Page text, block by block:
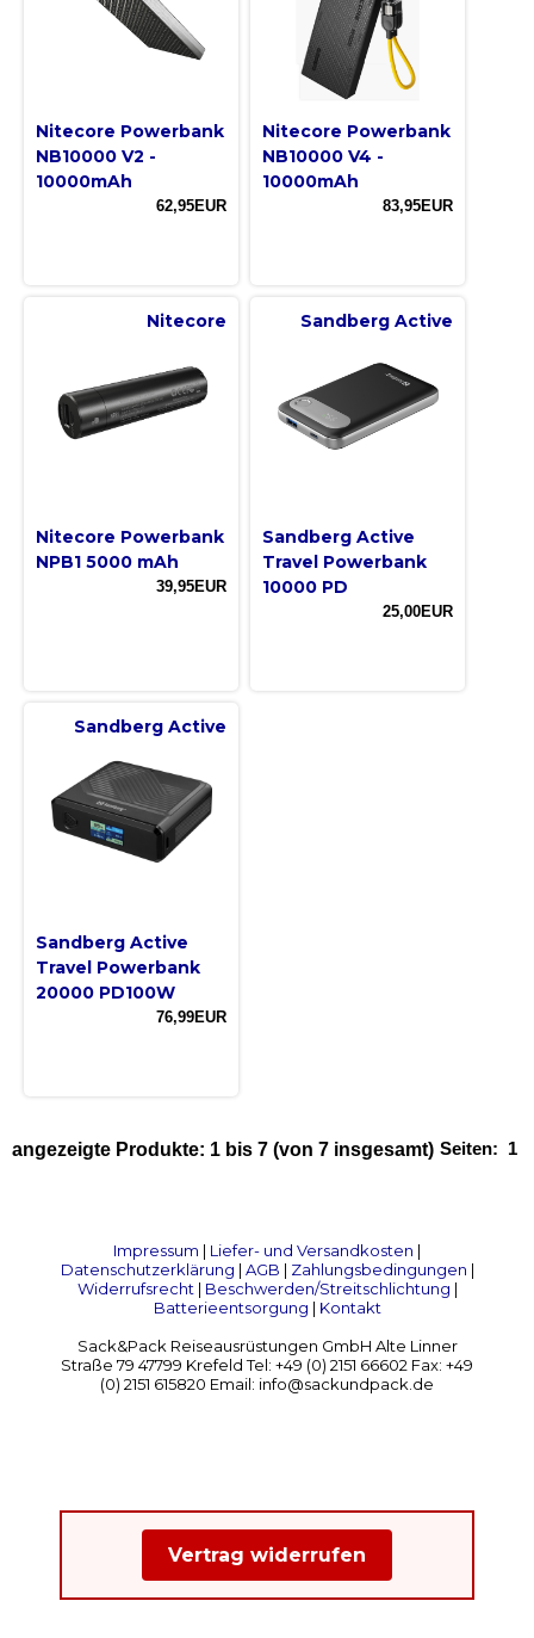
Nitecore Powerbank
NB10000 V2 -
10000mAh
62,95EUR
Nitecore Powerbank
NB10000 V4 -
10000mAh
83,95EUR
Nitecore
Nitecore Powerbank
NPB1 5000 mAh
39,95EUR
Sandberg Active
Sandberg Active
Travel Powerbank
10000 PD
25,00EUR
Sandberg Active
Sandberg Active
Travel Powerbank
20000 PD100W
76,99EUR
Seiten: 1
angezeigte Produkte: 1 bis 7 (von 7 insgesamt)
Impressum | Liefer- und Versandkosten |
Datenschutzerklärung | AGB | Zahlungsbedingungen |
Widerrufsrecht| Beschwerden/Streitschlichtung |
Batterieentsorgung | Kontakt
Sack&Pack Reiseausrüstungen GmbH Alte Linner
Straße 79 47799 Krefeld Tel: +49 (0) 2151 66602 Fax: +49
(0) 2151 615820 Email: info@sackundpack.de
Vertrag widerrufen